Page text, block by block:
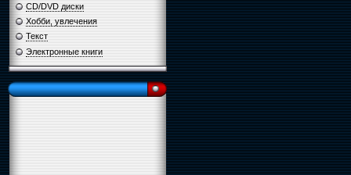
CD/DVD диски
Хобби, увлечения
Текст
Электронные книги